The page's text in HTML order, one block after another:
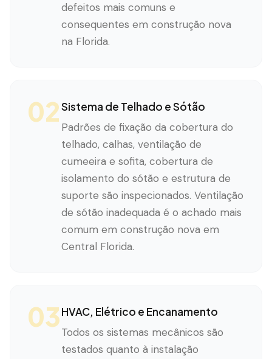
defeitos mais comuns e
consequentes em construção nova
na Florida.
02Sistema de Telhado e Sótão
Padrões de fixação da cobertura do
telhado, calhas, ventilação de
cumeeira e sofita, cobertura de
isolamento do sótão e estrutura de
suporte são inspecionados. Ventilação
de sótão inadequada é o achado mais
comum em construção nova em
Central Florida.
03HVAC, Elétrico e Encanamento
Todos os sistemas mecânicos são
testados quanto à instalação